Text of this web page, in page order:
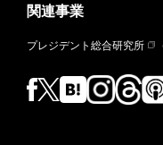
関連事業
プレジデント総合研究所